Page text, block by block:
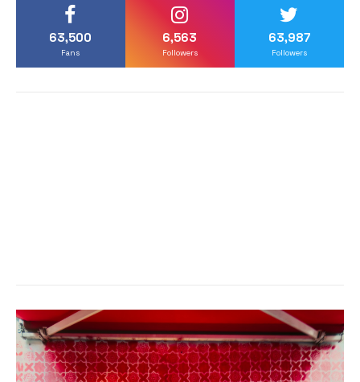
63,500
Fans
6,563
Followers
63,987
Followers